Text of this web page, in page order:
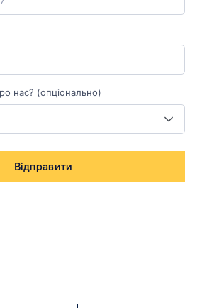
нас? (опціонально)
Відправити